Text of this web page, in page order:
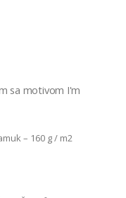
sa motivom I'm
– 160 g / m2